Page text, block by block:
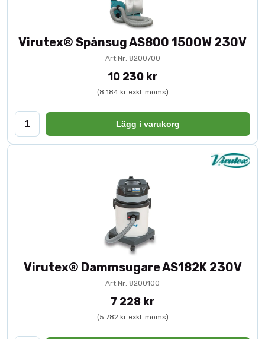
Virutex® Spånsug AS800 1500W 230V
Art.Nr: 8200700
10 230 kr
(8 184 kr exkl. moms)
Lägg i varukorg
Virutex® Dammsugare AS182K 230V
Art.Nr: 8200100
7 228 kr
(5 782 kr exkl. moms)